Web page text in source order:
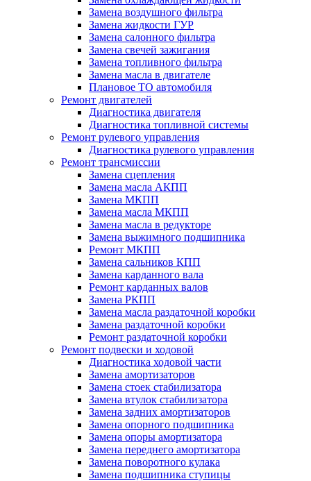
Замена воздушного фильтра
Замена жидкости ГУР
Замена салонного фильтра
Замена свечей зажигания
Замена топливного фильтра
Замена масла в двигателе
Плановое ТО автомобиля
Ремонт двигателей
Диагностика двигателя
Диагностика топливной системы
Ремонт рулевого управления
Диагностика рулевого управления
Ремонт трансмиссии
Замена сцепления
Замена масла АКПП
Замена МКПП
Замена масла МКПП
Замена масла в редукторе
Замена выжимного подшипника
Ремонт МКПП
Замена сальников КПП
Замена карданного вала
Ремонт карданных валов
Замена РКПП
Замена масла раздаточной коробки
Замена раздаточной коробки
Ремонт раздаточной коробки
Ремонт подвески и ходовой
Диагностика ходовой части
Замена амортизаторов
Замена стоек стабилизатора
Замена втулок стабилизатора
Замена задних амортизаторов
Замена опорного подшипника
Замена опоры амортизатора
Замена переднего амортизатора
Замена поворотного кулака
Замена подшипника ступицы